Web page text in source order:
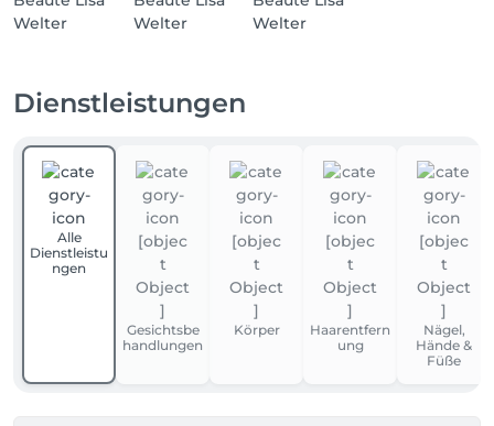
Dienstleistungen
Alle
Dienstleistu
ngen
Gesichtsbe
handlungen
Körper
Haarentfern
ung
Nägel,
Hände &
Füße